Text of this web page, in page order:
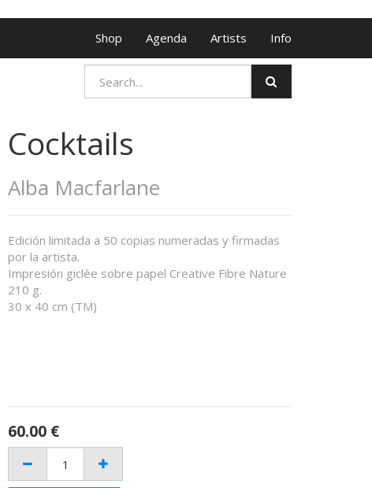
Shop Agenda Artists Info
Cocktails
Alba Macfarlane
Edición limitada a 50 copias numeradas y firmadas
por la artista.
Impresión giclèe sobre papel Creative Fibre Nature
210 g.
30 x 40 cm (TM)
60.00 €